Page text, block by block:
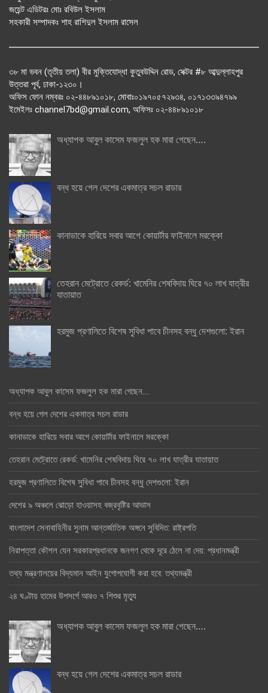
জয়েন্ট এডিটরঃ মোঃ রবিউল ইসলাম
সহকারী সম্পাদকঃ শাহ রাশিদুল ইসলাম রাসেল
৩৮ মা ভবন (তৃতীয় তলা) বীর মুক্তিযোদ্ধা কুতুবউদ্দিন রোড, সেক্টর #৮ আব্দুল্লাহপুর
উত্তরা পূর্ব, ঢাকা-১২৩০।
অফিস ফোন নম্বরঃ ০২-৪৪৮৯১০১৮, মোবাঃ০১৯৭০৫৭২৯৩৪, ০১৭১৩৩৯৪৭৯৯
ইমেইলঃ channel7bd@gmail.com, অফিসঃ ০২-৪৪৮৯১০১৮
অধ্যাপক আবুল কাসেম ফজলুল হক মারা গেছেন….
বন্ধ হয়ে গেল দেশের একমাত্র সচল রাডার
কানাডাকে হারিয়ে সবার আগে কোয়ার্টার ফাইনালে মরক্কো
তেহরান মেট্রোতে রেকর্ড: খামেনির শেষবিদায় ঘিরে ৭০ লাখ যাত্রীর
যাতায়াত
হরমুজ প্রণালিতে বিশেষ সুবিধা পাবে চীনসহ বন্ধু দেশগুলো: ইরান
অধ্যাপক আবুল কাসেম ফজলুল হক মারা গেছেন….
বন্ধ হয়ে গেল দেশের একমাত্র সচল রাডার
কানাডাকে হারিয়ে সবার আগে কোয়ার্টার ফাইনালে মরক্কো
তেহরান মেট্রোতে রেকর্ড: খামেনির শেষবিদায় ঘিরে ৭০ লাখ যাত্রীর যাতায়াত
হরমুজ প্রণালিতে বিশেষ সুবিধা পাবে চীনসহ বন্ধু দেশগুলো: ইরান
দেশের ৯ অঞ্চলে ঝোড়ো হাওয়াসহ বজ্রবৃষ্টির আভাস
বাংলাদেশ সেনাবাহিনীর সুনাম আন্তর্জাতিক অঙ্গনে সুবিদিত: রাষ্ট্রপতি
নিরাপত্তা কৌশল যেন সরকারপ্রধানকে জনগণ থেকে দূরে ঠেলে না দেয়: প্রধানমন্ত্রী
তথ্য মন্ত্রণালয়ের বিদ্যমান আইন যুগোপযোগী করা হবে: তথ্যমন্ত্রী
২৪ ঘণ্টায় হামের উপসর্গে আরও ৭ শিশুর মৃত্যু
অধ্যাপক আবুল কাসেম ফজলুল হক মারা গেছেন….
বন্ধ হয়ে গেল দেশের একমাত্র সচল রাডার